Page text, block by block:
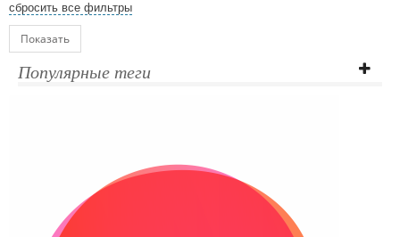
сбросить все фильтры
Показать
Популярные теги